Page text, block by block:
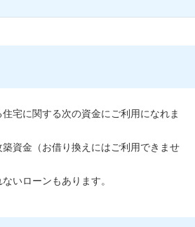
宅に関する次の資金にご利用になれま
資金（お借り換えにはご利用できませ
いローンもあります。